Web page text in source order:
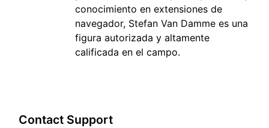
conocimiento en extensiones de
navegador, Stefan Van Damme es una
figura autorizada y altamente
calificada en el campo.
Contact Support